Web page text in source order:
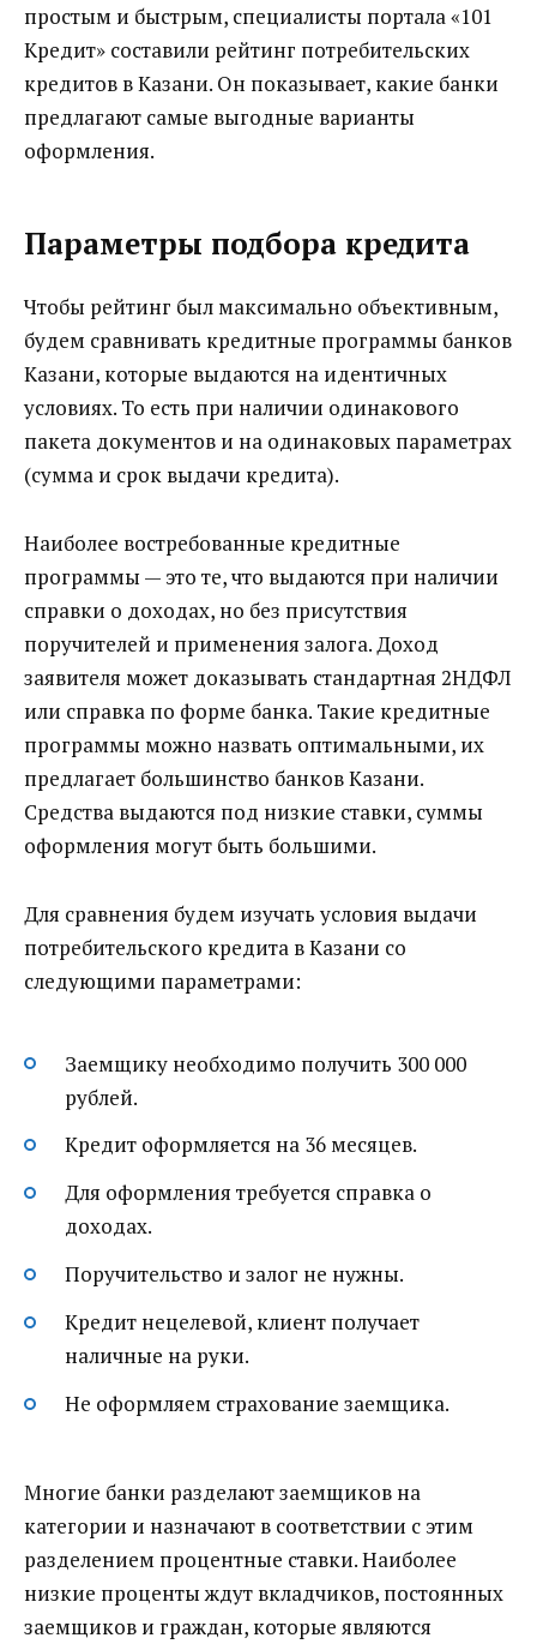
простым и быстрым, специалисты портала «101
Кредит» составили рейтинг потребительских
кредитов в Казани. Он показывает, какие банки
предлагают самые выгодные варианты
оформления.
Параметры подбора кредита
Чтобы рейтинг был максимально объективным,
будем сравнивать кредитные программы банков
Казани, которые выдаются на идентичных
условиях. То есть при наличии одинакового
пакета документов и на одинаковых параметрах
(сумма и срок выдачи кредита).
Наиболее востребованные кредитные
программы — это те, что выдаются при наличии
справки о доходах, но без присутствия
поручителей и применения залога. Доход
заявителя может доказывать стандартная 2НДФЛ
или справка по форме банка. Такие кредитные
программы можно назвать оптимальными, их
предлагает большинство банков Казани.
Средства выдаются под низкие ставки, суммы
оформления могут быть большими.
Для сравнения будем изучать условия выдачи
потребительского кредита в Казани со
следующими параметрами:
Заемщику необходимо получить 300 000
рублей.
Кредит оформляется на 36 месяцев.
Для оформления требуется справка о
доходах.
Поручительство и залог не нужны.
Кредит нецелевой, клиент получает
наличные на руки.
Не оформляем страхование заемщика.
Многие банки разделают заемщиков на
категории и назначают в соответствии с этим
разделением процентные ставки. Наиболее
низкие проценты ждут вкладчиков, постоянных
заемщиков и граждан, которые являются